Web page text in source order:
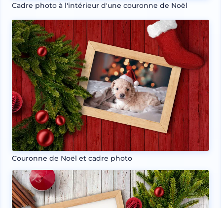
Cadre photo à l'intérieur d'une couronne de Noël
Couronne de Noël et cadre photo